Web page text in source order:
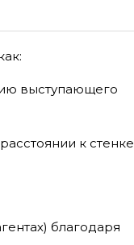
выступающего
к стенке
благодаря